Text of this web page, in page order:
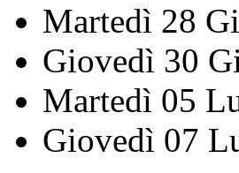
Martedì 28
Giovedì 30
Martedì 05
Giovedì 07